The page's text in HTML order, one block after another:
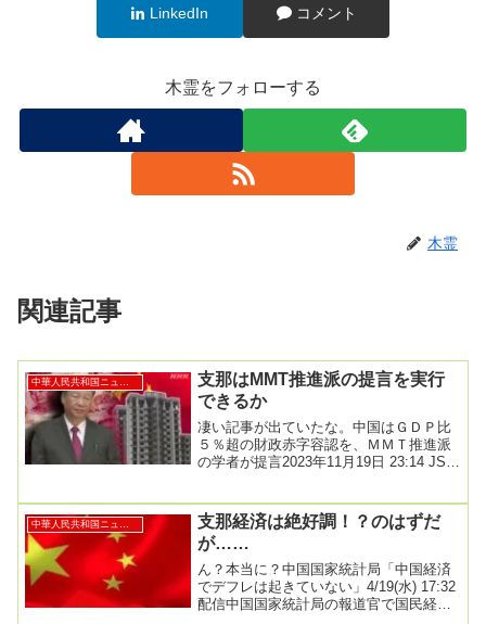
LinkedIn コメント
木霊をフォローする
木霊
関連記事
支那はMMT推進派の提言を実行
できるか
凄い記事が出ていたな。中国はＧＤＰ比
５％超の財政赤字容認を、ＭＭＴ推進派
の学者が提言2023年11月19日 23:14 JST
中華人民共和国ニュース
支那経済は絶好調！？のはずだ
が……
ん？本当に？中国国家統計局「中国経済
でデフレは起きていない」4/19(水) 17:32
配信中国国家統計局の報道官で国民経済